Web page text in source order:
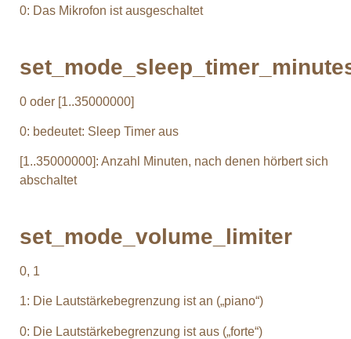
0: Das Mikrofon ist ausgeschaltet
0 oder [1..35000000]
0: bedeutet: Sleep Timer aus
[1..35000000]: Anzahl Minuten, nach denen hörbert sich
abschaltet
set_mode_volume_limiter
0, 1
1: Die Lautstärkebegrenzung ist an („piano“)
0: Die Lautstärkebegrenzung ist aus („forte“)